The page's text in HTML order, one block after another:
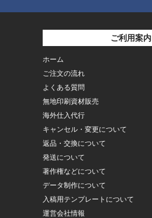
ご利用案内
ホーム
ご注文の流れ
よくある質問
無地印刷資材販売
海外仕入代行
キャンセル・変更について
返品・交換について
発送について
著作権などについて
データ制作について
入稿用テンプレートについて
運営会社情報